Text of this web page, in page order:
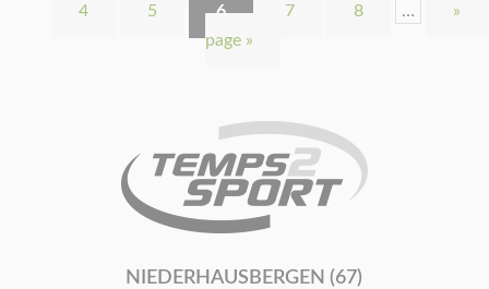
4
5 6 7 8 …
»
page »
NIEDERHAUSBERGEN (67)